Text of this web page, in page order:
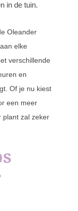
in de tuin.
Oleander
elke
verschillende
en
Of je nu kiest
een meer
plant zal zeker